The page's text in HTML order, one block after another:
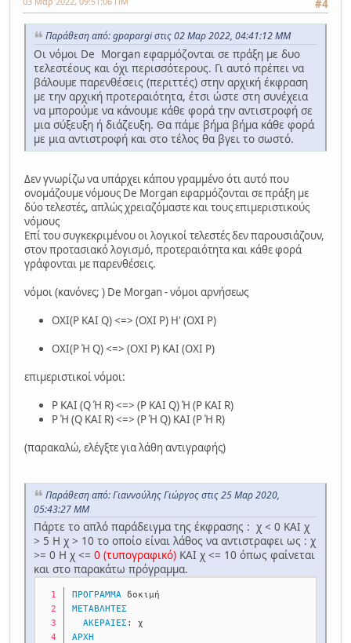
#4
Παράθεση από: gpapargi στις 02 Μαρ 2022, 04:41:12 ΜΜ
Οι νόμοι De Morgan εφαρμόζονται σε πράξη με δυο
τελεστέους και όχι περισσότερους. Γι αυτό πρέπει να
βάλουμε παρενθέσεις (περιττές) στην αρχική έκφραση
με την αρχική προτεραιότητα, έτσι ώστε στη συνέχεια
να μπορούμε να κάνουμε κάθε φορά την αντιστροφή σε
μια σύξευξη ή διάζευξη. Θα πάμε βήμα βήμα κάθε φορά
με μια αντιστροφή και στο τέλος θα βγει το σωστό.
Δεν γνωρίζω να υπάρχει κάπου γραμμένο ότι αυτό που
ονομάζουμε νόμους De Morgan εφαρμόζονται σε πράξη με
δύο τελεστές, απλώς χρειαζόμαστε και τους επιμεριστικούς
νόμους
Επί του συγκεκριμένου οι λογικοί τελεστές δεν παρουσιάζουν,
στον προτασιακό λογισμό, προτεραιότητα και κάθε φορά
γράφονται με παρενθέσεις.
νόμοι (κανόνες; ) De Morgan - νόμοι αρνήσεως
OXI(P KAI Q) <=> (OXI P) H' (OXI P)
OXI(P Ή Q) <=> (OXI P) ΚΑΙ (OXI P)
επιμεριστικοί νόμοι:
P KAI (Q Ή R) <=> (Ρ ΚΑΙ Q) Ή (P KAI R)
P Ή (Q ΚΑΙ R) <=> (Ρ Ή Q) ΚΑΙ (P Ή R)
(παρακαλώ, ελέγξτε για λάθη αντιγραφής)
Παράθεση από: Γιαννούλης Γιώργος στις 25 Μαρ 2020,
05:43:27 ΜΜ
Πάρτε το απλό παράδειγμα της έκφρασης : χ < 0 ΚΑΙ χ
> 5 Η χ > 10 το οποίο είναι λάθος να αντιστραφει ως : χ
>= 0 Η χ <= 0 (τυπογραφικό) ΚΑΙ χ <= 10 όπως φαίνεται
και στο παρακάτω πρόγραμμα.
ΠΡΟΓΡΑΜΜΑ δοκιμή
ΜΕΤΑΒΛΗΤΕΣ
ΑΚΕΡΑΙΕΣ : χ
ΑΡΧΗ